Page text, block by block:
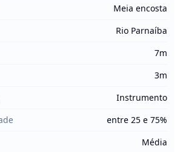
Meia encosta
Rio Parnaíba
7m
3m
Instrumento
entre 25 e 75%
Média